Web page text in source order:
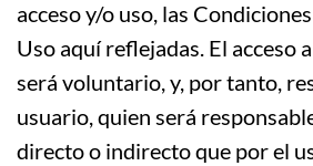
acceso y/o uso, las
Uso aquí reflejadas. El acceso
será voluntario, y, por tanto,
usuario, quien será
directo o indirecto que por el